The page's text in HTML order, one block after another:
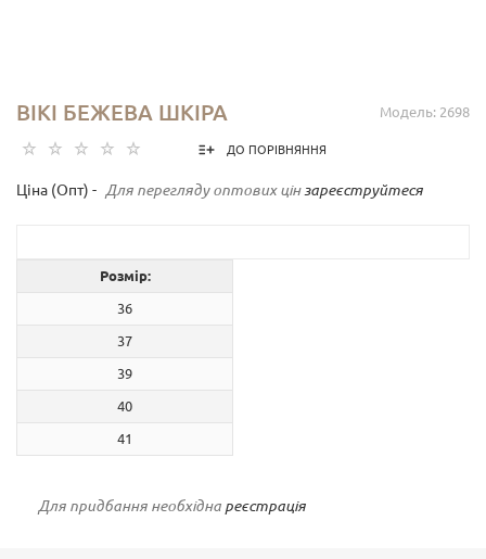
Модель: 2698
ВІКІ БЕЖЕВА ШКІРА
ДО ПОРІВНЯННЯ
Ціна (Опт) - Для перегляду оптових цін зареєструйтеся
Розмір:
36
37
39
40
41
Для придбання необхідна реєстрація